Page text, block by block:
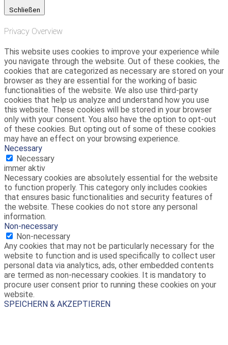
Schließen
Privacy Overview
This website uses cookies to improve your experience while
you navigate through the website. Out of these cookies, the
cookies that are categorized as necessary are stored on your
browser as they are essential for the working of basic
functionalities of the website. We also use third-party
cookies that help us analyze and understand how you use
this website. These cookies will be stored in your browser
only with your consent. You also have the option to opt-out
of these cookies. But opting out of some of these cookies
may have an effect on your browsing experience.
Necessary
Necessary
immer aktiv
Necessary cookies are absolutely essential for the website
to function properly. This category only includes cookies
that ensures basic functionalities and security features of
the website. These cookies do not store any personal
information.
Non-necessary
Non-necessary
Any cookies that may not be particularly necessary for the
website to function and is used specifically to collect user
personal data via analytics, ads, other embedded contents
are termed as non-necessary cookies. It is mandatory to
procure user consent prior to running these cookies on your
website.
SPEICHERN & AKZEPTIEREN